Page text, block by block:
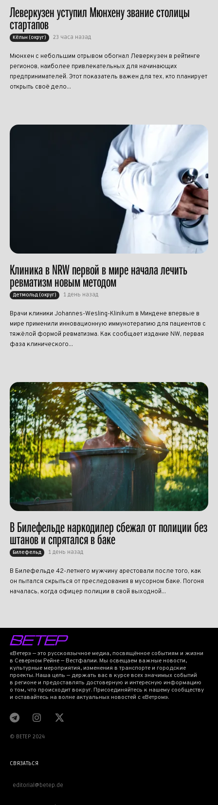
Леверкузен уступил Мюнхену звание столицы
стартапов
Кёльн (округ) 23 часа назад
Мюнхен с небольшим отрывом обогнал Леверкузен в рейтинге
регионов, наиболее привлекательных для начинающих
предпринимателей. Этот показатель важен для тех, кто планирует
открыть своё дело...
Клиника в NRW первой в мире начала лечить
ревматизм новым методом
Детмольд (округ) 1 день назад
Врачи клиники Johannes-Wesling-Klinikum в Миндене впервые в
мире применили инновационную иммунотерапию для пациентов с
тяжёлой формой ревматизма. Как сообщает издание NW, первая
фаза клинического...
В Билефельде наркодилер сбежал от полиции без
штанов и спрятался в баке
Билефельд 1 день назад
В Билефельде 42-летнего мужчину арестовали после того, как
он пытался скрыться от преследования в мусорном баке. Погоня
началась, когда офицер полиции в свой выходной...
«Ветер» — это русскоязычное медиа, посвящённое событиям и жизни
в Северном Рейне — Вестфалии. Мы освещаем важные новости,
культурные мероприятия, изменения в транспорте и городские
проекты. Наша цель — держать вас в курсе всех значимых событий
в регионе и предоставлять достоверную и интересную информацию
о том, что происходит вокруг. Присоединяйтесь к нашему сообществу
и оставайтесь на волне актуальных новостей с «Ветром».
© BETEP 2024
СВЯЗАТЬСЯ
editorial@betep.de